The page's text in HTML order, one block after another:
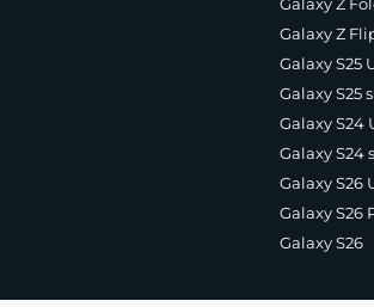
Galaxy Z
Galaxy S25
Galaxy S25
Galaxy S24
Galaxy S24
Galaxy S26
Galaxy S26
Galaxy S26